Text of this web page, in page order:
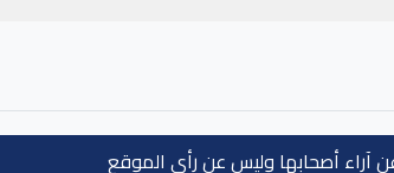
عن آراء أصحابها وليس عن رأي الموقع